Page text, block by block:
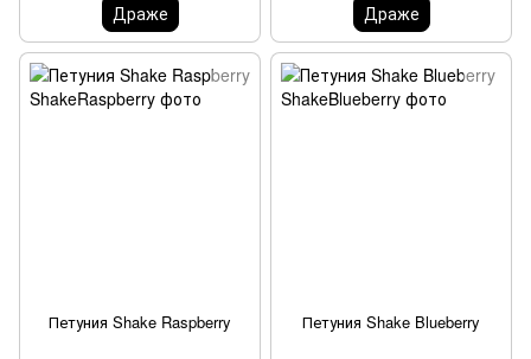
Драже Драже
Петуния Shake Raspberry Петуния Shake Blueberry